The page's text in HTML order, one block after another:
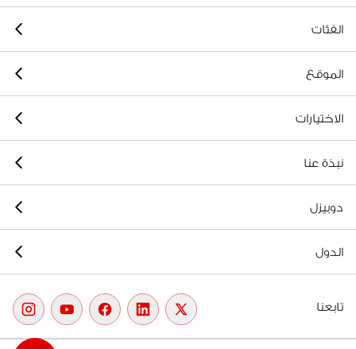
الفئات
الموقع
الاختيارات
نبذة عنا
دوبيزل
الدول
تابعنا